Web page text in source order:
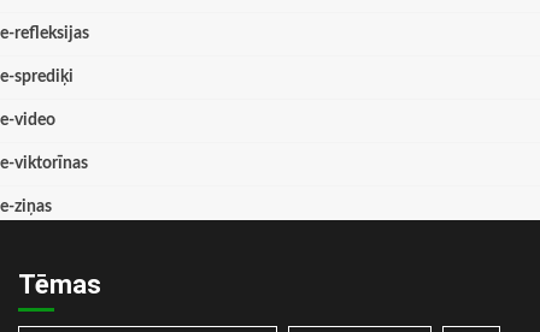
e-refleksijas
e-sprediķi
e-video
e-viktorīnas
e-ziņas
Tēmas